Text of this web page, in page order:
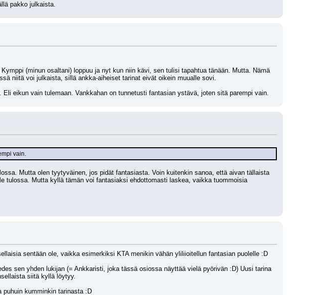
pakko julkaista.
(minun osaltani) loppuu ja nyt kun niin kävi, sen tulisi tapahtua tänään. Mutta. Nämä
niitä voi julkaista, sillä ankka-aiheiset tarinat eivät oikein muualle sovi.
eikun vain tulemaan. Vankkahan on tunnetusti fantasian ystävä, joten sitä parempi vain.
vain.
Mutta olen tyytyväinen, jos pidät fantasiasta. Voin kuitenkin sanoa, että aivan tällaista
tulossa. Mutta kyllä tämän voi fantasiaksi ehdottomasti laskea, vaikka tuommoisia
sentään ole, vaikka esimerkiksi KTA menikin vähän yliliioitellun fantasian puolelle :D
sen yhden lukijan (= Ankkaristi, joka tässä osiossa näyttää vielä pyörivän :D) Uusi tarina
siitä kyllä löytyy.
puhuin kumminkin tarinasta :D